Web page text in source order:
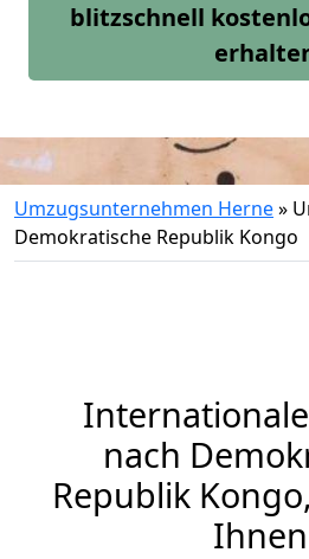
blitzschnell
Umzugsunternehmen Herne»
Demokratische Republik Kongo
nach
Republik
Ihnen